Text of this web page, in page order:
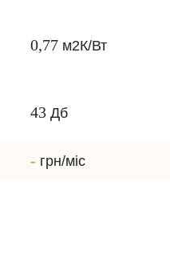
0,77 м2К/Вт
43 Дб
- грн/міс